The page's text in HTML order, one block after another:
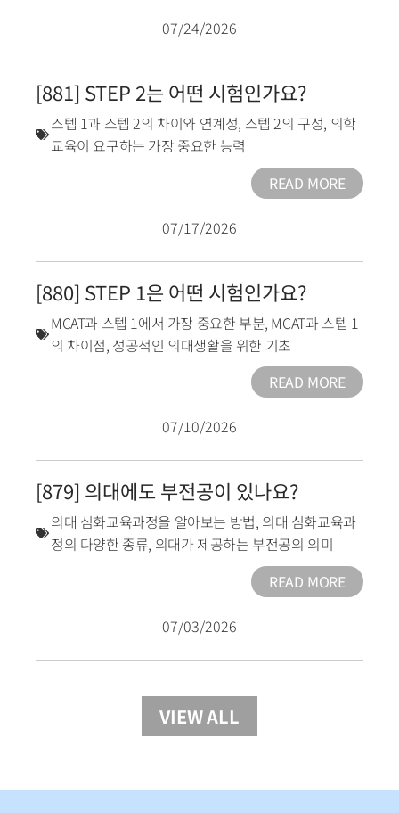
07/24/2026
[881] STEP 2는 어떤 시험인가요?
스텝 1과 스텝 2의 차이와 연계성, 스텝 2의 구성, 의학
교육이 요구하는 가장 중요한 능력
READ MORE
07/17/2026
[880] STEP 1은 어떤 시험인가요?
MCAT과 스텝 1에서 가장 중요한 부분, MCAT과 스텝 1
의 차이점, 성공적인 의대생활을 위한 기초
READ MORE
07/10/2026
[879] 의대에도 부전공이 있나요?
의대 심화교육과정을 알아보는 방법, 의대 심화교육과
정의 다양한 종류, 의대가 제공하는 부전공의 의미
READ MORE
07/03/2026
VIEW ALL